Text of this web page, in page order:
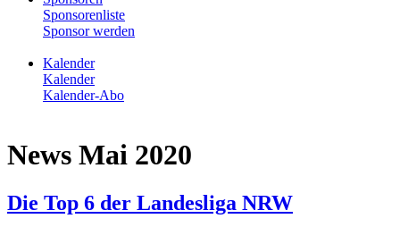
Sponsorenliste
Sponsor werden
Kalender
Kalender
Kalender-Abo
News Mai 2020
Die Top 6 der Landesliga NRW